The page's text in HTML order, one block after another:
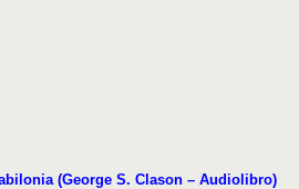
(George S. Clason – Audiolibro)